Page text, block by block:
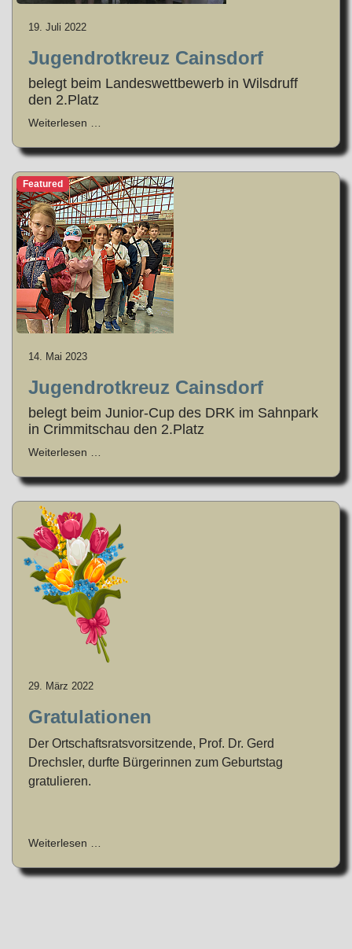
19. Juli 2022
Jugendrotkreuz Cainsdorf
belegt beim Landeswettbewerb in Wilsdruff
den 2.Platz
Weiterlesen …
Featured
14. Mai 2023
Jugendrotkreuz Cainsdorf
belegt beim Junior-Cup des DRK im Sahnpark
in Crimmitschau den 2.Platz
Weiterlesen …
29. März 2022
Gratulationen
Der Ortschaftsratsvorsitzende, Prof. Dr. Gerd
Drechsler, durfte Bürgerinnen zum Geburtstag
gratulieren.
Weiterlesen …